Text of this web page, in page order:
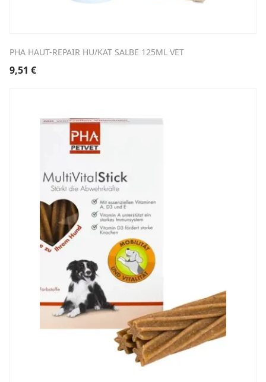
PHA HAUT-REPAIR HU/KAT SALBE 125ML VET
9,51 €